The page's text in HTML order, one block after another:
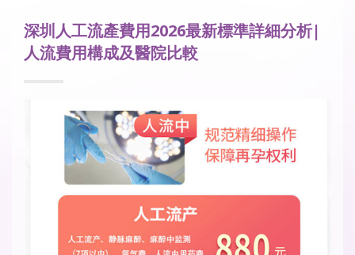
深圳人工流產費用2026最新標準詳細分析|
人流費用構成及醫院比較